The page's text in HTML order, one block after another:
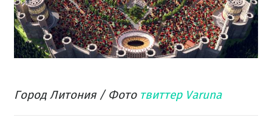
Город Литония / Фото твиттер Varuna